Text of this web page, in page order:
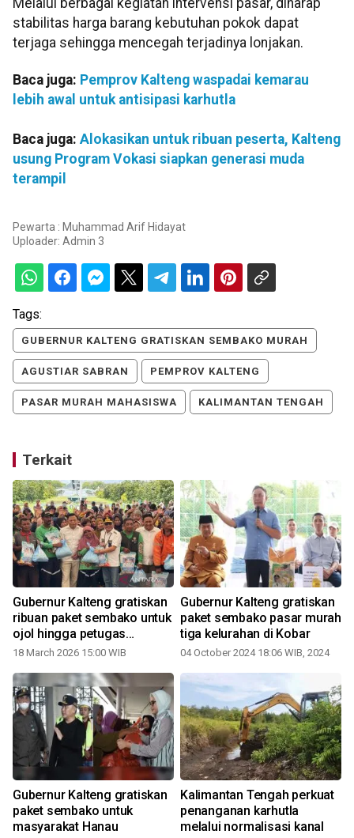
Melalui berbagai kegiatan intervensi pasar, diharap
stabilitas harga barang kebutuhan pokok dapat
terjaga sehingga mencegah terjadinya lonjakan.
Baca juga: Pemprov Kalteng waspadai kemarau
lebih awal untuk antisipasi karhutla
Baca juga: Alokasikan untuk ribuan peserta, Kalteng
usung Program Vokasi siapkan generasi muda
terampil
Pewarta : Muhammad Arif Hidayat
Uploader: Admin 3
Tags:
GUBERNUR KALTENG GRATISKAN SEMBAKO MURAH
AGUSTIAR SABRAN PEMPROV KALTENG
PASAR MURAH MAHASISWA KALIMANTAN TENGAH
Terkait
Gubernur Kalteng gratiskan
ribuan paket sembako untuk
ojol hingga petugas
kebersihan
18 March 2026 15:00 WIB
Gubernur Kalteng gratiskan
paket sembako pasar murah
tiga kelurahan di Kobar
04 October 2024 18:06 WIB, 2024
Gubernur Kalteng gratiskan
paket sembako untuk
masyarakat Hanau
Kalimantan Tengah perkuat
penanganan karhutla
melalui normalisasi kanal